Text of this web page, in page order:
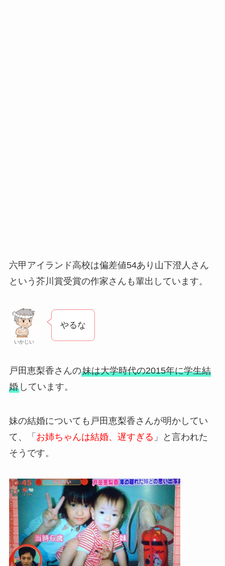
六甲アイランド高校は偏差値54あり山下澄人さん
という芥川賞受賞の作家さんも輩出しています。
いかじい
やるな
戸田恵梨香さんの妹は大学時代の2015年に学生結
婚しています。
妹の結婚についても戸田恵梨香さんが明かしてい
て、「 お姉ちゃんは結婚、遅すぎる 」と言われた
そうです。